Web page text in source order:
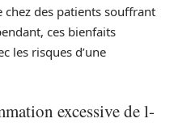
des patients souffrant
ces bienfaits
les risques d’une
excessive de l-